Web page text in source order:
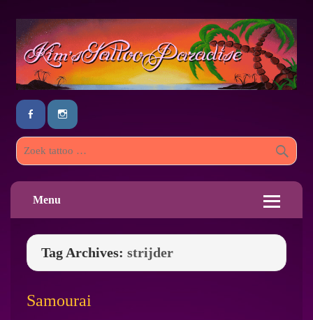
Menu
Tag Archives: strijder
Samourai